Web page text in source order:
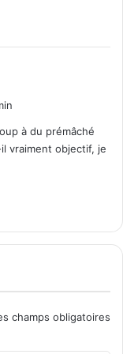
à du prémâché
vraiment objectif, je
champs obligatoires